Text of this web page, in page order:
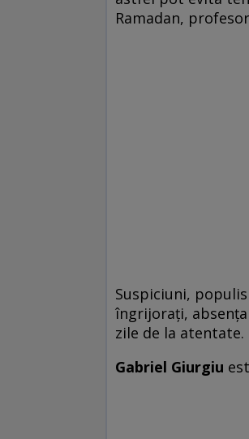
Ramadan,
Suspiciuni,
îngrijorați,
zile de la
Gabriel Giurgiu